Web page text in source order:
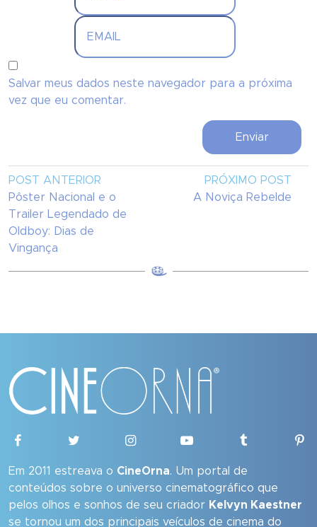
Salvar meus dados neste navegador para a próxima
vez que eu comentar.
POST ANTERIOR
Pôster Nacional e o
Trailer Legendado de
Oldboy: Dias de
Vingança
PRÓXIMO POST
A Noviça Rebelde
Em 2011 estreava o CineOrna. Um portal de
conteúdos sobre o universo cinematográfico que
pelos olhos e sonhos de seu criador Kelvyn Kaestner
se tornou um dos principais veículos de cinema do